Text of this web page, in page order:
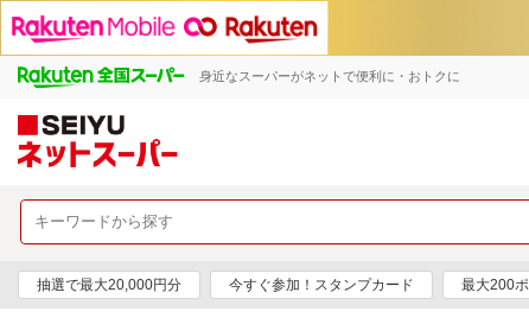
身近なスーパーがネットで便利に・おトクに
抽選で最大20,000円分 今すぐ参加！スタンプカード 最大200ポ